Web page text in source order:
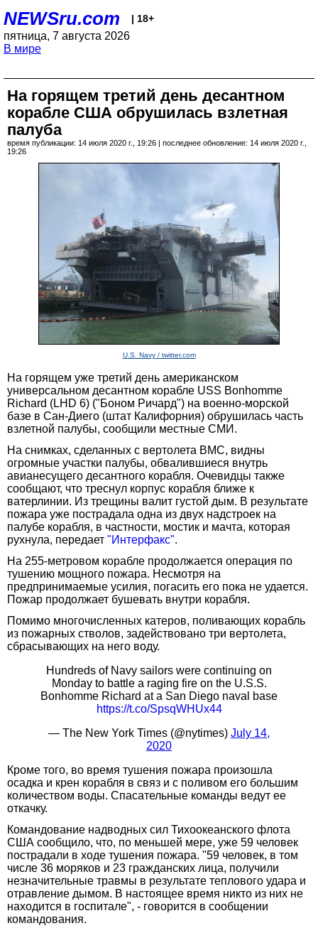
NEWSru.com | 18+
пятница, 7 августа 2026
В мире
На горящем третий день десантном
корабле США обрушилась взлетная
палуба
время публикации: 14 июля 2020 г., 19:26 | последнее обновление: 14 июля 2020 г.,
19:26
U.S. Navy / twitter.com
На горящем уже третий день американском
универсальном десантном корабле USS Bonhomme
Richard (LHD 6) ("Боном Ричард") на военно-морской
базе в Сан-Диего (штат Калифорния) обрушилась часть
взлетной палубы, сообщили местные СМИ.
На снимках, сделанных с вертолета ВМС, видны
огромные участки палубы, обвалившиеся внутрь
авианесущего десантного корабля. Очевидцы также
сообщают, что треснул корпус корабля ближе к
ватерлинии. Из трещины валит густой дым. В результате
пожара уже пострадала одна из двух надстроек на
палубе корабля, в частности, мостик и мачта, которая
рухнула, передает "Интерфакс".
На 255-метровом корабле продолжается операция по
тушению мощного пожара. Несмотря на
предпринимаемые усилия, погасить его пока не удается.
Пожар продолжает бушевать внутри корабля.
Помимо многочисленных катеров, поливающих корабль
из пожарных стволов, задействовано три вертолета,
сбрасывающих на него воду.
Hundreds of Navy sailors were continuing on
Monday to battle a raging fire on the U.S.S.
Bonhomme Richard at a San Diego naval base
https://t.co/SpsqWHUx44
— The New York Times (@nytimes) July 14,
2020
Кроме того, во время тушения пожара произошла
осадка и крен корабля в связ и с поливом его большим
количеством воды. Спасательные команды ведут ее
откачку.
Командование надводных сил Тихоокеанского флота
США сообщило, что, по меньшей мере, уже 59 человек
пострадали в ходе тушения пожара. "59 человек, в том
числе 36 моряков и 23 гражданских лица, получили
незначительные травмы в результате теплового удара и
отравление дымом. В настоящее время никто из них не
находится в госпитале", - говорится в сообщении
командования.